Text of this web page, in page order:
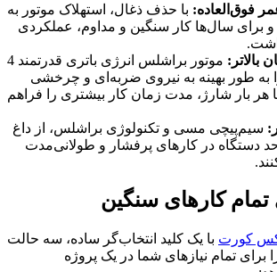
فوق‌العاده: با حذف ذغال، استهلاک موتور به
برای سال‌ها کار سنگین و مداوم، عملکردی
بالاتر :
موتور براشلس انرژی باتری قدرتمند 4
به طور بهینه به نیروی ضربه‌ای و چرخشی
هر بار شارژ، مدت زمان کار بیشتری را فراهم
: سیم‌پیچی مسی و تکنولوژی براشلس، از داغ
دستگاه در کارهای پرفشار و طولانی‌مدت
تمام کارهای سنگین
کورت با یک کلید انتخاب‌گر ساده، سه حالت
تمام نیازهای شما در یک پروژه